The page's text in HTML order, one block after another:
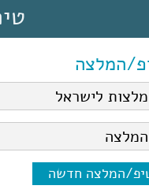
המלצה
המלצה חדשה